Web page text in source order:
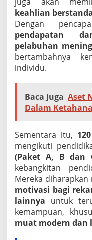
keahlian
Dengan
pendapatan
pelabuhan
bertambahnya
individu.
Baca Juga Aset
Dalam
Sementara itu,
mengikuti
(Paket A, B dan
kebangkitan
Mereka
motivasi bagi
lainnya untuk
kemampuan,
muat modern dan